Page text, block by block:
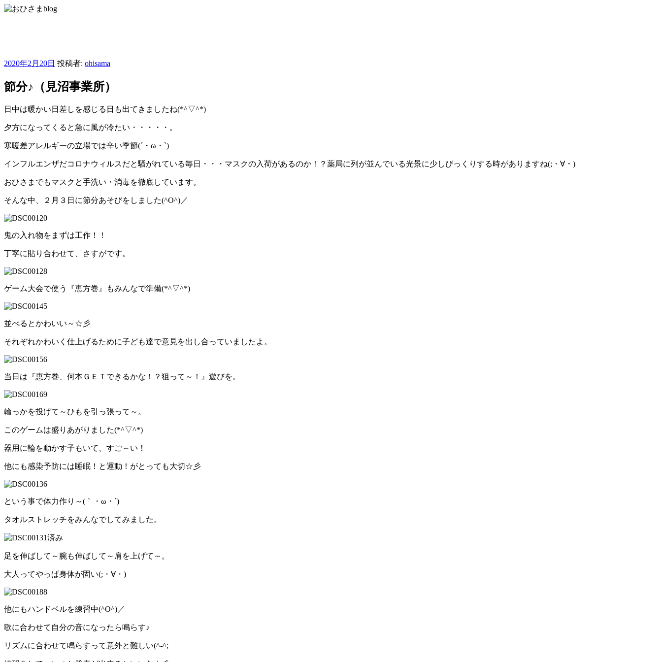
コ
へ
キ
ッ
投
日:
2020年2月20日 投稿者: ohisama
節分♪（見沼事業所）
日中は暖かい日差しを感じる日も出てきましたね(*^▽^*)
夕方になってくると急に風が冷たい・・・・・。
寒暖差アレルギーの立場では辛い季節(´・ω・`)
インフルエンザだコロナウィルスだと騒がれている毎日・・・マスクの入荷があるのか！？薬局に列が並んでいる光景に少しびっくりする時がありますね(;・∀・)
おひさまでもマスクと手洗い・消毒を徹底しています。
そんな中、２月３日に節分あそびをしました(^O^)／
鬼の入れ物をまずは工作！！
丁寧に貼り合わせて、さすがです。
ゲーム大会で使う『恵方巻』もみんなで準備(*^▽^*)
並べるとかわいい～☆彡
それぞれかわいく仕上げるために子ども達で意見を出し合っていましたよ。
当日は『恵方巻、何本ＧＥＴできるかな！？狙って～！』遊びを。
輪っかを投げて～ひもを引っ張って～。
このゲームは盛りあがりました(*^▽^*)
器用に輪を動かす子もいて、すご～い！
他にも感染予防には睡眠！と運動！がとっても大切☆彡
という事で体力作り～(｀・ω・´)
タオルストレッチをみんなでしてみました。
足を伸ばして～腕も伸ばして～肩を上げて～。
大人ってやっぱ身体が固い(;・∀・)
他にもハンドベルを練習中(^O^)／
歌に合わせて自分の音になったら鳴らす♪
リズムに合わせて鳴らすって意外と難しい(^-^;